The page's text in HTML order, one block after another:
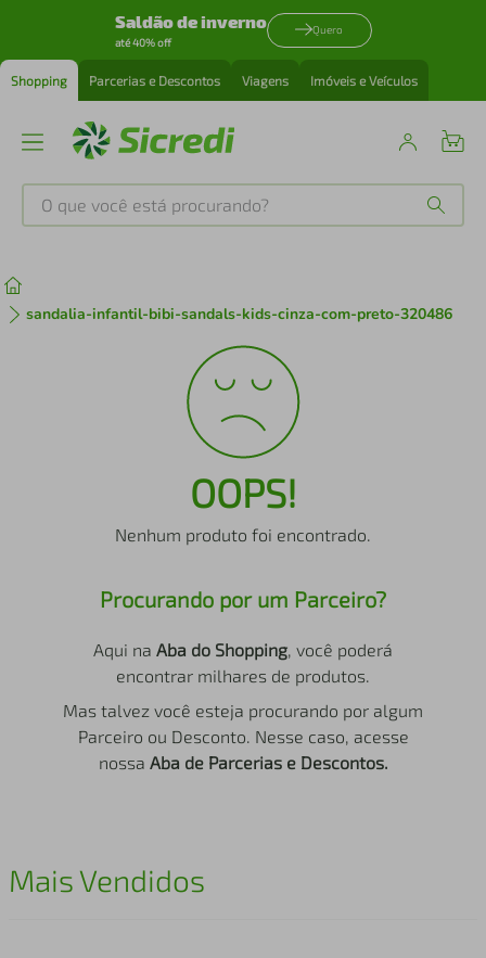
Saldão de inverno
até 40% off
Quero
Shopping Parcerias e Descontos Viagens Imóveis e Veículos
O que você está procurando?
sandalia-infantil-bibi-sandals-kids-cinza-com-preto-320486
OOPS!
Nenhum produto foi encontrado.
Procurando por um Parceiro?
Aqui na Aba do Shopping, você poderá
encontrar milhares de produtos.
Mas talvez você esteja procurando por algum
Parceiro ou Desconto. Nesse caso, acesse
nossa Aba de Parcerias e Descontos.
Mais Vendidos
1 tenis
iphone